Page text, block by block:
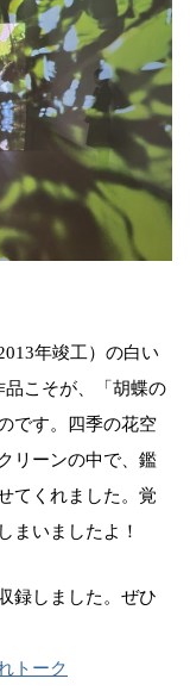
年竣工）の白い
こそが、「胡蝶の
です。四季の花空
リーンの中で、鑑
てくれました。覚
まいましたよ！
録しました。ぜひ
トーク